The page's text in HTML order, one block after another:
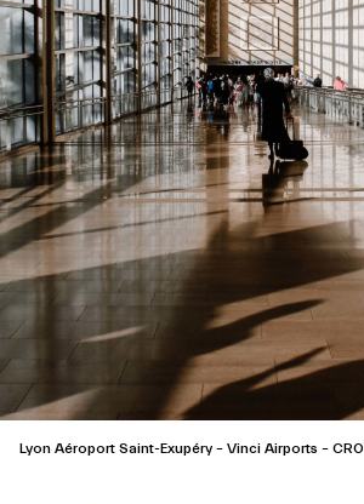
Lyon Aéroport Saint-Exupéry – Vinci Airports – CRO